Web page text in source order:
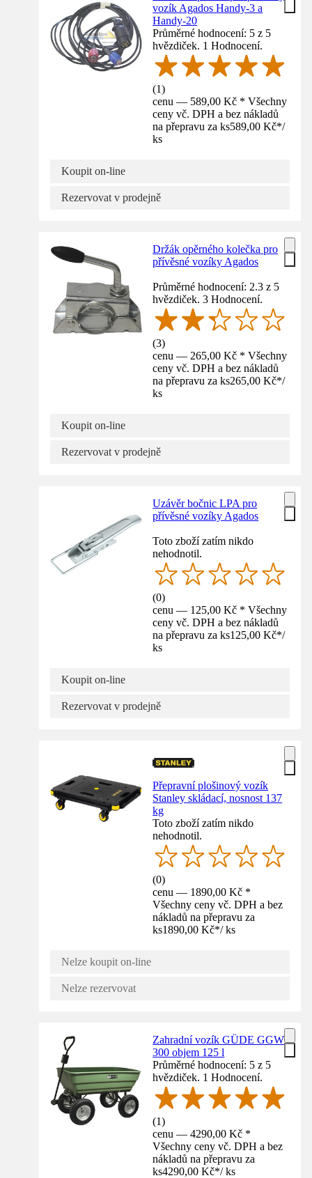
vozík Agados Handy-3 a
Handy-20
Průměrné hodnocení: 5 z 5
hvězdiček. 1 Hodnocení.
(1)
cenu — 589,00 Kč * Všechny
ceny vč. DPH a bez nákladů
na přepravu za ks589,00 Kč*/
ks
Koupit on-line
Rezervovat v prodejně
Držák opěrného kolečka pro
přívěsné vozíky Agados
Průměrné hodnocení: 2.3 z 5
hvězdiček. 3 Hodnocení.
(3)
cenu — 265,00 Kč * Všechny
ceny vč. DPH a bez nákladů
na přepravu za ks265,00 Kč*/
ks
Koupit on-line
Rezervovat v prodejně
Uzávěr bočnic LPA pro
přívěsné vozíky Agados
Toto zboží zatím nikdo
nehodnotil.
(0)
cenu — 125,00 Kč * Všechny
ceny vč. DPH a bez nákladů
na přepravu za ks125,00 Kč*/
ks
Koupit on-line
Rezervovat v prodejně
Přepravní plošinový vozík
Stanley skládací, nosnost 137
kg
Toto zboží zatím nikdo
nehodnotil.
(0)
cenu — 1890,00 Kč *
Všechny ceny vč. DPH a bez
nákladů na přepravu za
ks1890,00 Kč*/ ks
Nelze koupit on-line
Nelze rezervovat
Zahradní vozík GÜDE GGW
300 objem 125 l
Průměrné hodnocení: 5 z 5
hvězdiček. 1 Hodnocení.
(1)
cenu — 4290,00 Kč *
Všechny ceny vč. DPH a bez
nákladů na přepravu za
ks4290,00 Kč*/ ks